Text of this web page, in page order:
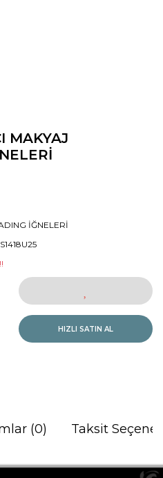
MAKYAJ
İĞNELERİ
HIZLI SATIN AL
(0) Taksit